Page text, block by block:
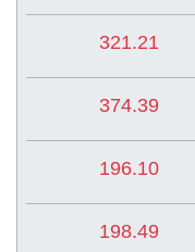
321.21
374.39
196.10
198.49